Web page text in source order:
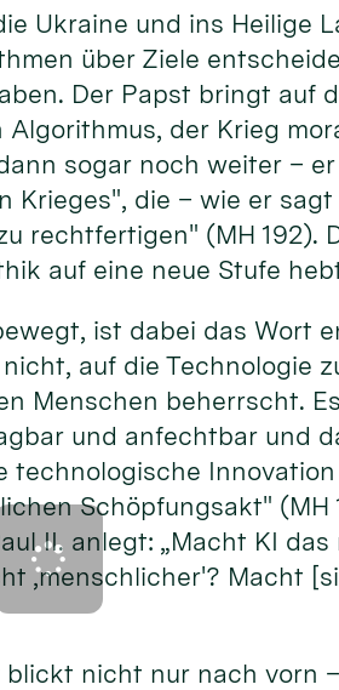
Ukraine und ins Heilige
über Ziele
Der Papst bringt auf
Algorithmus, der Krieg
sogar noch weiter –
Krieges", die – wie er
rechtfertigen" (MH 192).
auf eine neue Stufe
ist dabei das Wort
auf die Technologie
Menschen beherrscht.
und anfechtbar und
technologische
Schöpfungsakt" (MH
II. anlegt: „Macht KI
‚menschlicher'? Macht
blickt nicht nur nach vorn